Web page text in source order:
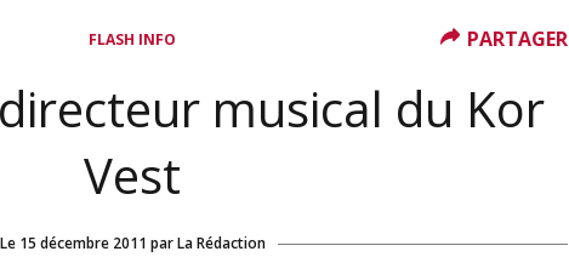
FLASH INFO
musical du Kor
Vest
Le 15 décembre 2011 par La Rédaction
PARTAGER